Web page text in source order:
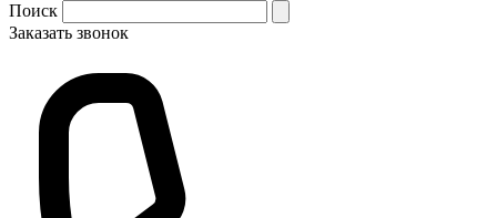
Поиск
Заказать звонок